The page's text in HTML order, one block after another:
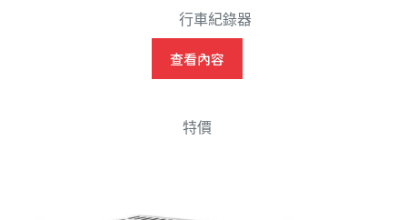
始
格：
前
格：
行車紀錄器
查看內容
特價